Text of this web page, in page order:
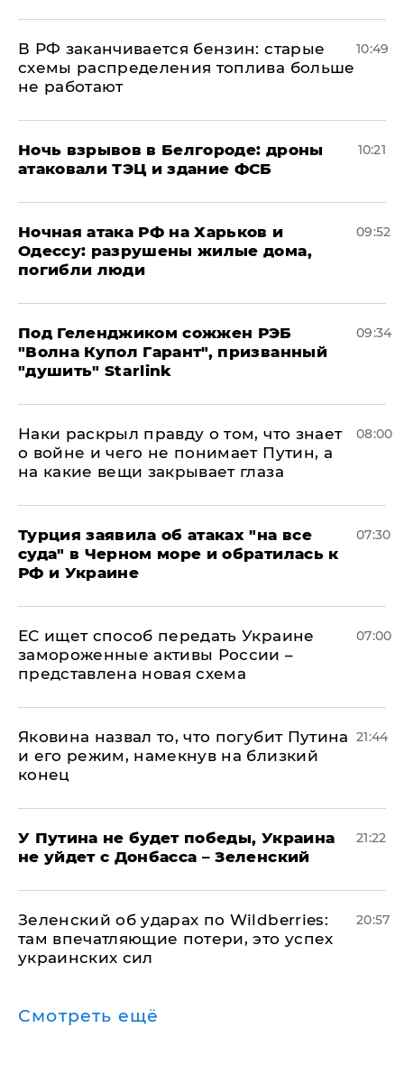
​В РФ заканчивается бензин: старые
схемы распределения топлива больше
не работают
10:49
​Ночь взрывов в Белгороде: дроны
атаковали ТЭЦ и здание ФСБ
10:21
​Ночная атака РФ на Харьков и
Одессу: разрушены жилые дома,
погибли люди
09:52
Под Геленджиком сожжен РЭБ
"Волна Купол Гарант", призванный
"душить" Starlink
09:34
Наки раскрыл правду о том, что знает
о войне и чего не понимает Путин, а
на какие вещи закрывает глаза
08:00
Турция заявила об атаках "на все
суда" в Черном море и обратилась к
РФ и Украине
07:30
ЕС ищет способ передать Украине
замороженные активы России –
представлена новая схема
07:00
Яковина назвал то, что погубит Путина
и его режим, намекнув на близкий
конец
21:44
У Путина не будет победы, Украина
не уйдет с Донбасса – Зеленский
21:22
Зеленский об ударах по Wildberries:
там впечатляющие потери, это успех
украинских сил
20:57
Смотреть ещё